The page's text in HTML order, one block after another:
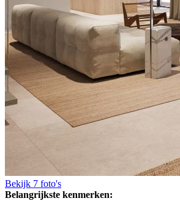
Bekijk 7 foto's
Belangrijkste kenmerken: